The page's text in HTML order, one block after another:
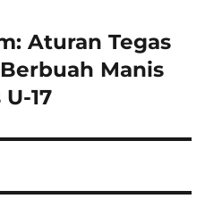
Aturan Tegas
Manis
17